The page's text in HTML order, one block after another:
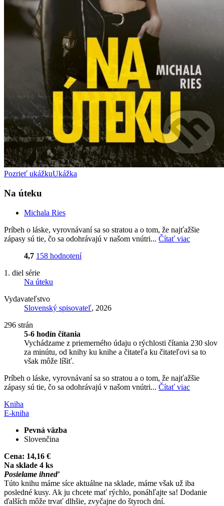
Pozrieť ukážkuUkážka
Na úteku
Michala Ries
Príbeh o láske, vyrovnávaní sa so stratou a o tom, že najťažšie
zápasy sú tie, čo sa odohrávajú v našom vnútri... Čítať viac
4,7 158 hodnotení
1. diel série
Na úteku
Vydavateľstvo
Slovenský spisovateľ, 2026
296 strán
5-6 hodín čítania
Vychádzame z priemerného údaju o rýchlosti čítania 230 slov
za minútu, od knihy ku knihe a čitateľa ku čitateľovi sa to
však môže líšiť.
Príbeh o láske, vyrovnávaní sa so stratou a o tom, že najťažšie
zápasy sú tie, čo sa odohrávajú v našom vnútri... Čítať viac
Kniha
E-kniha
Pevná väzba
Slovenčina
Cena: 14,16 €
Na sklade 4 ks
Posielame ihneď
Túto knihu máme síce aktuálne na sklade, máme však už iba
posledné kusy. Ak ju chcete mať rýchlo, ponáhľajte sa! Dodanie
ďalších môže trvať dlhšie, zvyčajne do štyroch dní.